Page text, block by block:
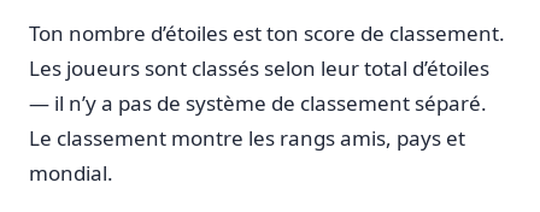
Ton nombre d’étoiles est ton score de classement.
Les joueurs sont classés selon leur total d’étoiles
— il n’y a pas de système de classement séparé.
Le classement montre les rangs amis, pays et
mondial.